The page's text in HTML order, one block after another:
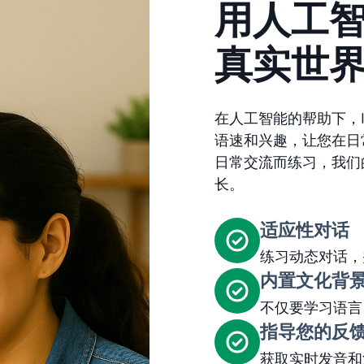
用人工
真实世
在人工智能的帮助下
语速和兴趣，让您在
日常交流而练习，我
长。
适应性对话
练习动态对话
内置文化背
不仅要学习语
指导您的反
获取实时发音